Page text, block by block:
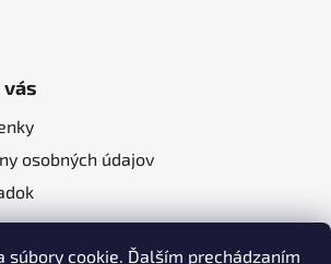
súbory cookie. Ďalším prechádzaním
osobných údajov